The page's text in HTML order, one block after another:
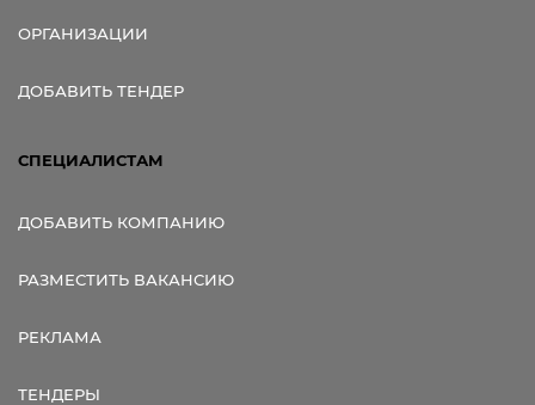
ОРГАНИЗАЦИИ
ДОБАВИТЬ ТЕНДЕР
СПЕЦИАЛИСТАМ
ДОБАВИТЬ КОМПАНИЮ
РАЗМЕСТИТЬ ВАКАНСИЮ
РЕКЛАМА
ТЕНДЕРЫ